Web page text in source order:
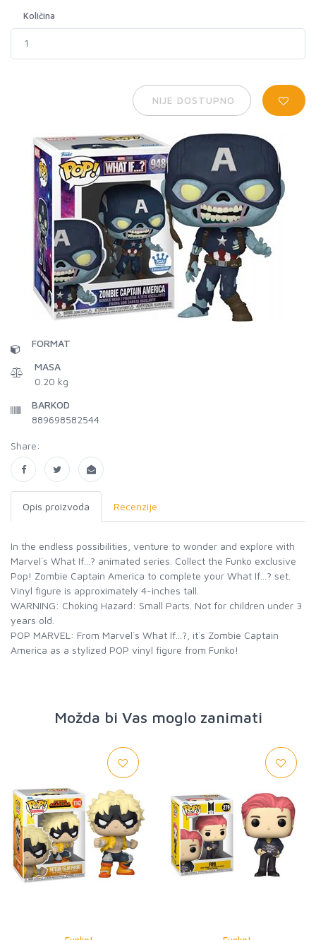
Količina
NIJE DOSTUPNO
FORMAT
MASA
0.20 kg
BARKOD
889698582544
Share:
Opis proizvoda Recenzije
In the endless possibilities, venture to wonder and explore with
Marvel`s What If…? animated series. Collect the Funko exclusive
Pop! Zombie Captain America to complete your What If…? set.
Vinyl figure is approximately 4-inches tall.
WARNING: Choking Hazard: Small Parts. Not for children under 3
years old.
POP MARVEL: From Marvel`s What If…?, it`s Zombie Captain
America as a stylized POP vinyl figure from Funko!
Možda bi Vas moglo zanimati